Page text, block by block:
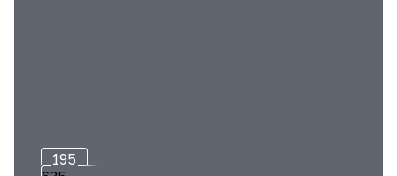
195